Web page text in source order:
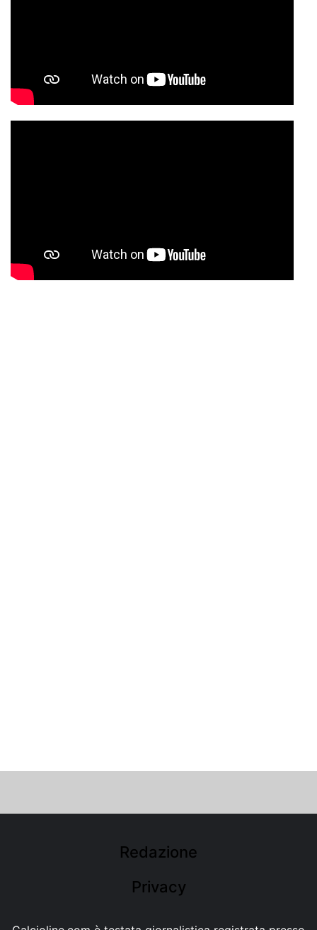
Redazione
Privacy